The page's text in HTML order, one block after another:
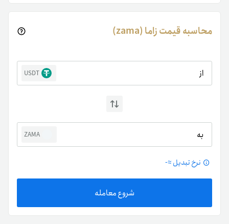
محاسبه قیمت زاما (zama)
از USDT
به ZAMA
نرخ تبدیل ≈-
شروع معامله